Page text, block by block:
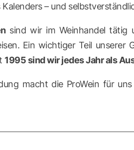
Kalenders – und
sind wir im Weinhandel tätig
Ein wichtiger Teil
1995 sind wir jedes Jahr als
macht die ProWein für